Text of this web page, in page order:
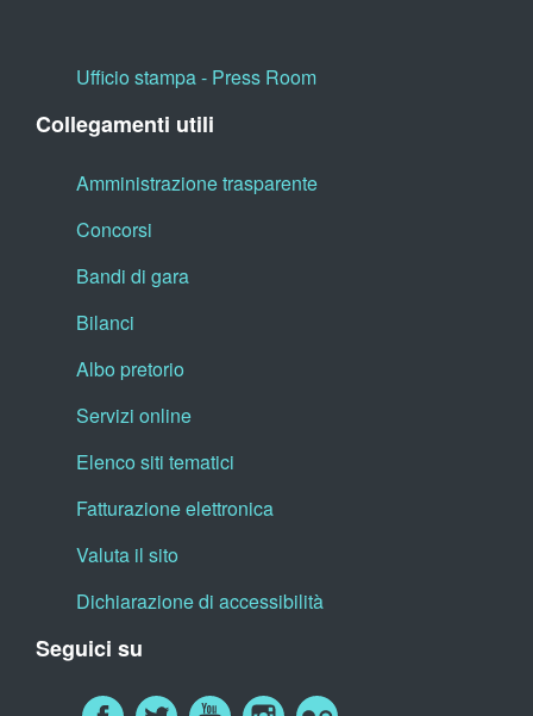
Ufficio stampa - Press Room
Collegamenti utili
Amministrazione trasparente
Concorsi
Bandi di gara
Bilanci
Albo pretorio
Servizi online
Elenco siti tematici
Fatturazione elettronica
Valuta il sito
Dichiarazione di accessibilità
Seguici su